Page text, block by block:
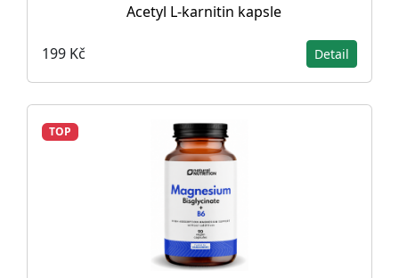
Acetyl L-karnitin kapsle
199 Kč Detail
TOP